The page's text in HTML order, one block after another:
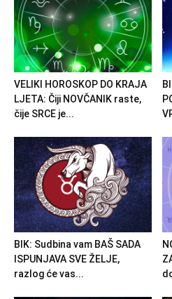
VELIKI HOROSKOP DO KRAJA
LJETA: Čiji NOVČANIK raste,
čije SRCE je...
BIK: Sudbina vam BAŠ SADA
ISPUNJAVA SVE ŽELJE,
razlog će vas...